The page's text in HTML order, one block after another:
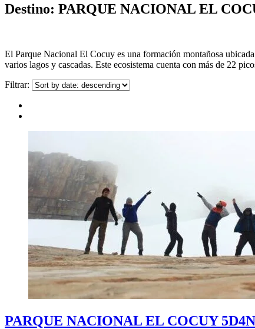
Destino: PARQUE NACIONAL EL
El Parque Nacional El Cocuy es una formación montañosa
varios lagos y cascadas. Este ecosistema cuenta con más de 22
Filtrar:
PARQUE NACIONAL EL COCUY 5D4N